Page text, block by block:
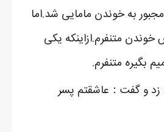
به خوندن مامایی شد.اما
خوندن متنفرم.ازاینکه یکی
بگیره متنفرم.
و گفت：عاشقتم پسر